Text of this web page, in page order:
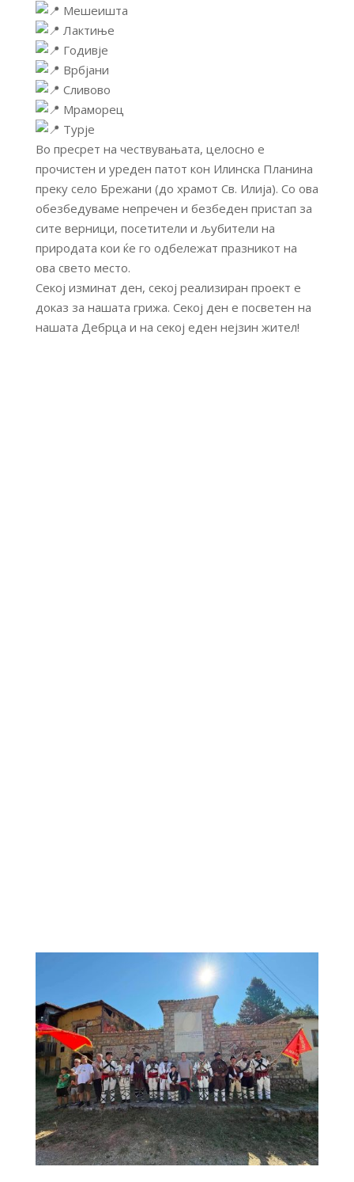
Мешеишта
Лактиње
Годивје
Врбјани
Сливово
Мраморец
Турје
Во пресрет на чествувањата, целосно е
прочистен и уреден патот кон Илинска Планина
преку село Брежани (до храмот Св. Илија). Со ова
обезбедуваме непречен и безбеден пристап за
сите верници, посетители и љубители на
природата кои ќе го одбележат празникот на
ова свето место.
Секој изминат ден, секој реализиран проект е
доказ за нашата грижа. Секој ден е посветен на
нашата Дебрца и на секој еден нејзин жител!